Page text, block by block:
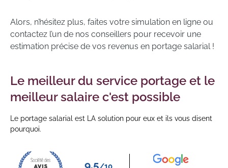
Alors, n’hésitez plus, faites votre simulation en ligne ou
contactez l’un de nos conseillers pour recevoir une
estimation précise de vos revenus en portage salarial !
Le meilleur du service portage et le
meilleur salaire c'est possible
Le portage salarial est LA solution pour eux et ils vous disent
pourquoi.
9.5